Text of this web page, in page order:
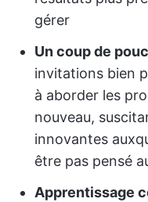
gérer
Un coup de
invitations bien
à aborder les
nouveau,
innovantes
être pas pensé
Apprentissage